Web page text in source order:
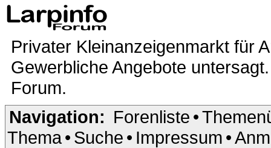
Privater Kleinanzeigenmarkt für
Gewerbliche Angebote
Forum.
Navigation: Forenliste •
Thema• Suche • Impressum •